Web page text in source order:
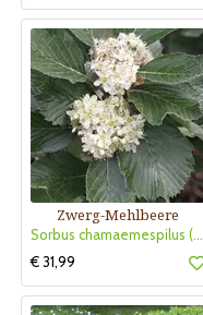
Zwerg-Mehlbeere
Sorbus chamaemespilus (ssp.sudetica)
€ 31,99